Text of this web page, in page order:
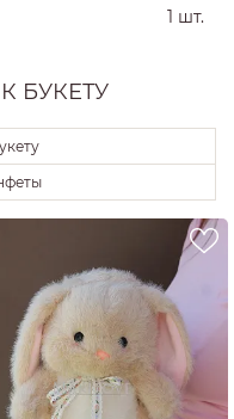
1 шт.
БУКЕТУ